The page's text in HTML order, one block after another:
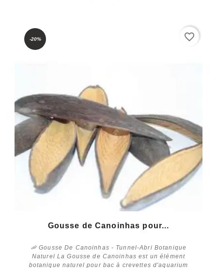
-20%
Gousse de Canoinhas pour...
🦐 Gousse De Canoinhas - Tunnel-Abri Botanique
Naturel La Gousse de Canoinhas est un élément
botanique naturel pour bac à crevettes d'aquarium
favorite_border